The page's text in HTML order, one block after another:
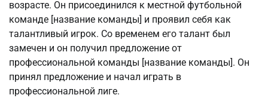
возрасте. Он присоединился к местной футбольной
команде [название команды] и проявил себя как
талантливый игрок. Со временем его талант был
замечен и он получил предложение от
профессиональной команды [название команды]. Он
принял предложение и начал играть в
профессиональной лиге.